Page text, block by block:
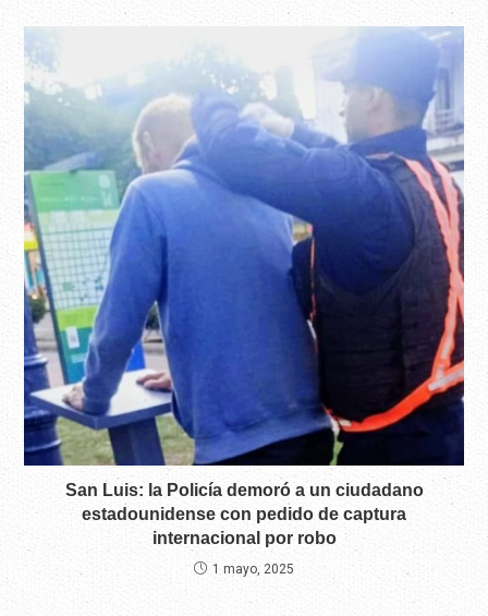
San Luis: la Policía demoró a un ciudadano
estadounidense con pedido de captura
internacional por robo
1 mayo, 2025